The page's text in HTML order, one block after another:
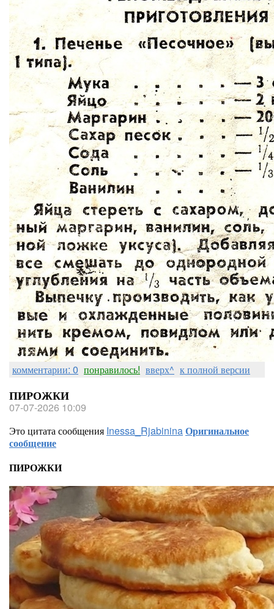
комментарии: 0 понравилось! вверх^ к полной версии
ПИРОЖКИ
07-07-2026 10:09
Это цитата сообщения Inessa_RjabininaОригинальное
сообщение
ПИРОЖКИ